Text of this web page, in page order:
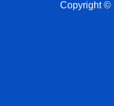
Copyright ©